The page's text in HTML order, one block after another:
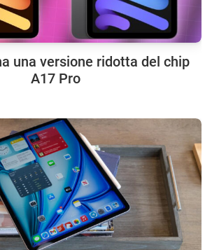
una versione ridotta del chip
A17 Pro